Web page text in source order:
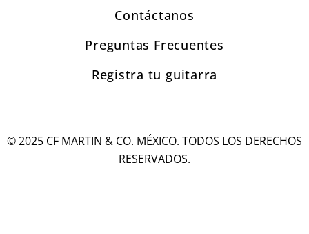
Contáctanos
Preguntas Frecuentes
Registra tu guitarra
© 2025 CF MARTIN & CO. MÉXICO. TODOS LOS DERECHOS
RESERVADOS.